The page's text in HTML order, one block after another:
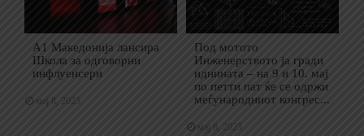
А1 Македонија лансира
Школа за одговорни
инфлуенсери
мај 8, 2025
Под мотото
Инженерството ја гради
иднината – на 9 и 10. мај
по петти пат ќе се одржи
меѓународниот конгрес...
мај 6, 2025